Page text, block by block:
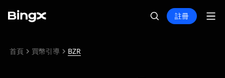
註冊
首頁 買幣引導 BZR